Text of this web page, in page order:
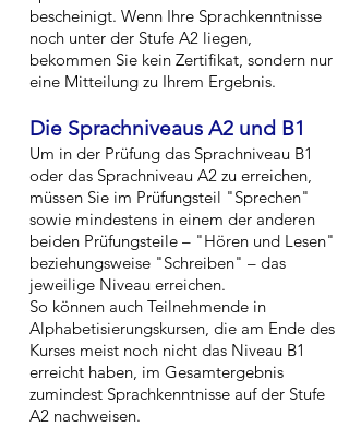
bescheinigt. Wenn Ihre Sprachkenntnisse
noch unter der Stufe A2 liegen,
bekommen Sie kein Zertifikat, sondern nur
eine Mitteilung zu Ihrem Ergebnis.
Die Sprachniveaus A2 und B1
Um in der Prüfung das Sprachniveau B1
oder das Sprachniveau A2 zu erreichen,
müssen Sie im Prüfungsteil "Sprechen"
sowie mindestens in einem der anderen
beiden Prüfungsteile – "Hören und Lesen"
beziehungsweise "Schreiben" – das
jeweilige Niveau erreichen.
So können auch Teilnehmende in
Alphabetisierungskursen, die am Ende des
Kurses meist noch nicht das Niveau B1
erreicht haben, im Gesamtergebnis
zumindest Sprachkenntnisse auf der Stufe
A2 nachweisen.